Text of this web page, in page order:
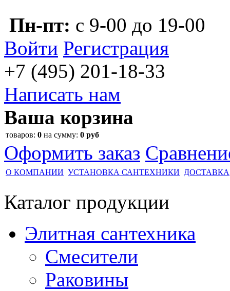
Пн-пт: с 9-00 до 19-00
Войти Регистрация
+7 (495) 201-18-33
Написать нам
Ваша корзина
товаров: 0 на сумму: 0 руб
Оформить заказ
О КОМПАНИИ УСТАНОВКА САНТЕХНИКИ ДОСТАВКА
Каталог продукции
Элитная сантехника
Смесители
Раковины